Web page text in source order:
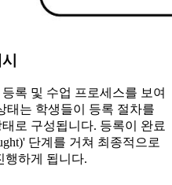
록 및 수업 프로세스를 보여
태는 학생들이 등록 절차를
로 구성됩니다. 등록이 완료
단계를 거쳐 최종적으로
행하게 됩니다.